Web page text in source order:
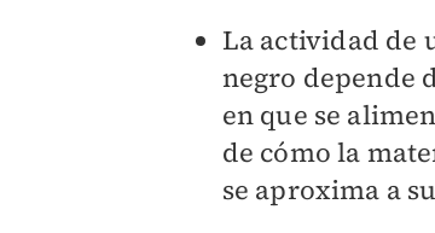
La actividad de
negro depende
en que se
de cómo la
se aproxima a